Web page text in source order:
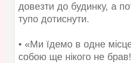
довезти до будинку, а
тупо дотиснути.
• «Ми їдемо в одне
собою ще нікого не